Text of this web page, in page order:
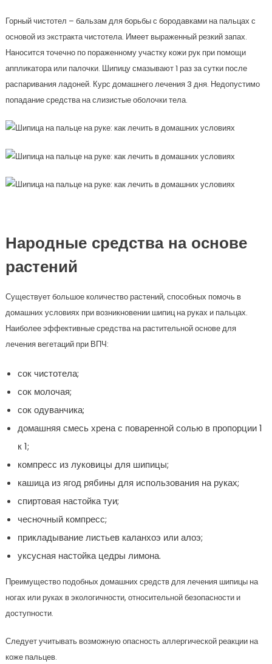
Горный чистотел – бальзам для борьбы с бородавками на пальцах с
основой из экстракта чистотела. Имеет выраженный резкий запах.
Наносится точечно по пораженному участку кожи рук при помощи
аппликатора или палочки. Шипицу смазывают 1 раз за сутки после
распаривания ладоней. Курс домашнего лечения 3 дня. Недопустимо
попадание средства на слизистые оболочки тела.
Народные средства на основе
растений
Существует большое количество растений, способных помочь в
домашних условиях при возникновении шипиц на руках и пальцах.
Наиболее эффективные средства на растительной основе для
лечения вегетаций при ВПЧ:
сок чистотела;
сок молочая;
сок одуванчика;
домашняя смесь хрена с поваренной солью в пропорции 1
к 1;
компресс из луковицы для шипицы;
кашица из ягод рябины для использования на руках;
спиртовая настойка туи;
чесночный компресс;
прикладывание листьев каланхоэ или алоэ;
уксусная настойка цедры лимона.
Преимущество подобных домашних средств для лечения шипицы на
ногах или руках в экологичности, относительной безопасности и
доступности.
Следует учитывать возможную опасность аллергической реакции на
коже пальцев.